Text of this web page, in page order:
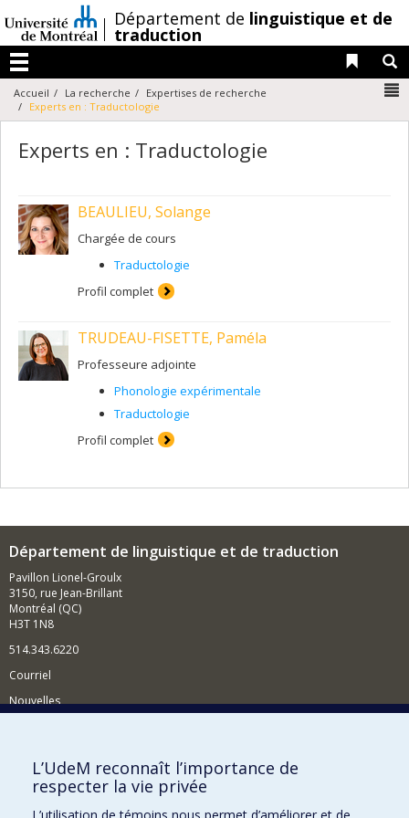
au
contenu
/Département de linguistique et de
traduction
Menu
Liens
Accueil La recherche
Expertises de recherche
Experts en : Traductologie
Experts en : Traductologie
BEAULIEU, Solange
Chargée de cours
Traductologie
Profil complet
TRUDEAU-FISETTE, Paméla
Professeure adjointe
Phonologie expérimentale
Traductologie
Profil complet
Département de linguistique et de traduction
Pavillon Lionel-Groulx
3150, rue Jean-Brillant
Montréal (QC)
H3T 1N8
514.343.6220
Courriel
Nouvelles
Comment soutenir le Département?
BESOIN D'AIDE?
L’UdeM reconnaît l’importance de
respecter la vie privée
L’utilisation de témoins nous permet d’améliorer et de